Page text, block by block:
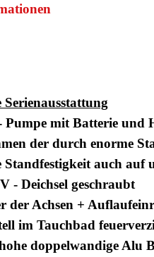
Serienausstattung
Pumpe mit Batterie und
der durch enorme
Standfestigkeit auch auf
- Deichsel geschraubt
der Achsen +
im Tauchbad
doppelwandige Alu